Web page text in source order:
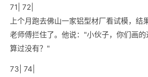
71| 72|
上个月跑去佛山一家铝型材厂看试模，结
老师傅拦住了。他说："小伙子，你们画
算过没有？"
73| 74|